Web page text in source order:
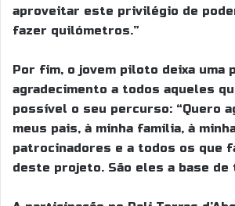
aproveitar este privilégio de
fazer quilómetros.”
Por fim, o jovem piloto deixa uma
agradecimento a todos aqueles
possível o seu percurso: “Quero
meus pais, à minha família, à
patrocinadores e a todos os que
deste projeto. São eles a base de